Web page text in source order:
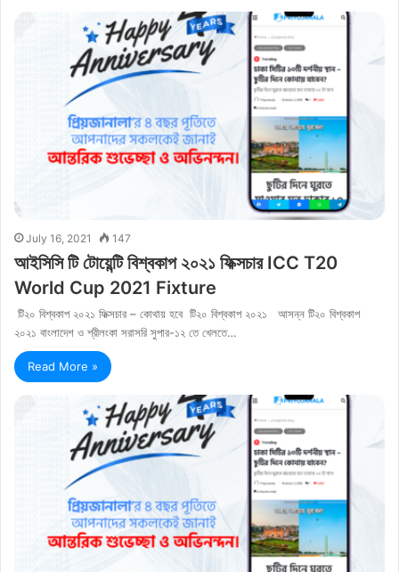
July 16, 2021 147
আইসিসি টি টোয়েন্টি বিশ্বকাপ ২০২১ ফিক্সচার ICC T20
World Cup 2021 Fixture
টি২০ বিশ্বকাপ ২০২১ ফিক্সচার – কোথায় হবে টি২০ বিশ্বকাপ ২০২১ আসন্ন টি২০ বিশ্বকাপ
২০২১ বাংলাদেশ ও শ্রীলংকা সরাসরি সুপার-১২ তে খেলতে…
Read More »